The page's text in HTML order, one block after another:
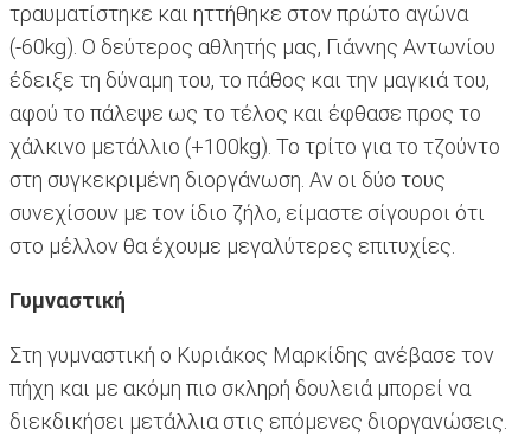
τραυματίστηκε και ηττήθηκε στον πρώτο αγώνα
(-60kg). Ο δεύτερος αθλητής μας, Γιάννης Αντωνίου
έδειξε τη δύναμη του, το πάθος και την μαγκιά του,
αφού το πάλεψε ως το τέλος και έφθασε προς το
χάλκινο μετάλλιο (+100kg). Το τρίτο για το τζούντο
στη συγκεκριμένη διοργάνωση. Αν οι δύο τους
συνεχίσουν με τον ίδιο ζήλο, είμαστε σίγουροι ότι
στο μέλλον θα έχουμε μεγαλύτερες επιτυχίες.
Γυμναστική
Στη γυμναστική ο Κυριάκος Μαρκίδης ανέβασε τον
πήχη και με ακόμη πιο σκληρή δουλειά μπορεί να
διεκδικήσει μετάλλια στις επόμενες διοργανώσεις.